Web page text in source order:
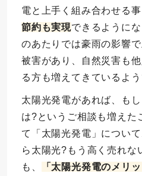
電と上手く組み合わせる事
節約も実現できるように
のあたりでは豪雨の影響
被害があり、自然災害も
る方も増えてきているよう
太陽光発電があれば、も
は?というご相談も増えた
て「太陽光発電」につい
ら太陽光?もう高く売れな
も、
「太陽光発電のメリ